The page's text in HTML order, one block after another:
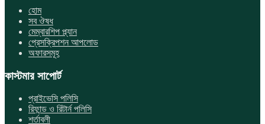
হোম
সব ঔষধ
মেম্বারশিপ প্ল্যান
প্রেসক্রিপশন আপলোড
অফারসমূহ
কাস্টমার সাপোর্ট
প্রাইভেসি পলিসি
রিফান্ড ও রিটার্ন পলিসি
শর্তাবলী